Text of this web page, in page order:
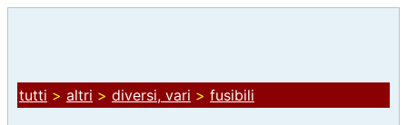
tutti > altri > diversi, vari > fusibili